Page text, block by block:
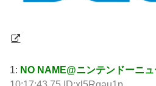
1: NO NAME@ニンテンドーニ